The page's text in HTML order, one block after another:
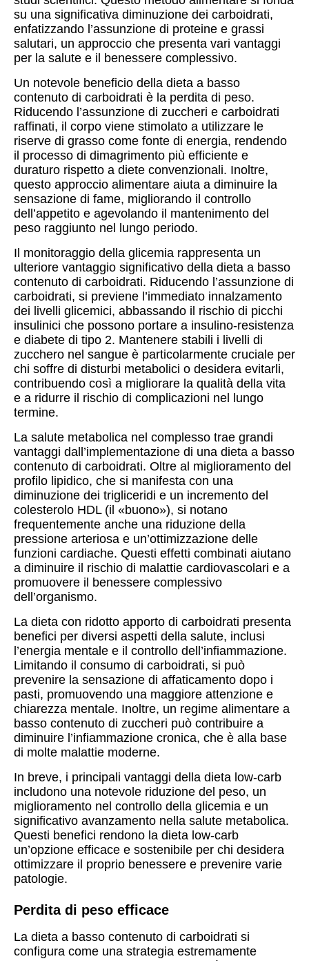
su una significativa diminuzione dei carboidrati,
enfatizzando l’assunzione di proteine e grassi
salutari, un approccio che presenta vari vantaggi
per la salute e il benessere complessivo.
Un notevole beneficio della dieta a basso
contenuto di carboidrati è la perdita di peso.
Riducendo l’assunzione di zuccheri e carboidrati
raffinati, il corpo viene stimolato a utilizzare le
riserve di grasso come fonte di energia, rendendo
il processo di dimagrimento più efficiente e
duraturo rispetto a diete convenzionali. Inoltre,
questo approccio alimentare aiuta a diminuire la
sensazione di fame, migliorando il controllo
dell’appetito e agevolando il mantenimento del
peso raggiunto nel lungo periodo.
Il monitoraggio della glicemia rappresenta un
ulteriore vantaggio significativo della dieta a basso
contenuto di carboidrati. Riducendo l’assunzione di
carboidrati, si previene l’immediato innalzamento
dei livelli glicemici, abbassando il rischio di picchi
insulinici che possono portare a insulino-resistenza
e diabete di tipo 2. Mantenere stabili i livelli di
zucchero nel sangue è particolarmente cruciale per
chi soffre di disturbi metabolici o desidera evitarli,
contribuendo così a migliorare la qualità della vita
e a ridurre il rischio di complicazioni nel lungo
termine.
La salute metabolica nel complesso trae grandi
vantaggi dall’implementazione di una dieta a basso
contenuto di carboidrati. Oltre al miglioramento del
profilo lipidico, che si manifesta con una
diminuzione dei trigliceridi e un incremento del
colesterolo HDL (il «buono»), si notano
frequentemente anche una riduzione della
pressione arteriosa e un’ottimizzazione delle
funzioni cardiache. Questi effetti combinati aiutano
a diminuire il rischio di malattie cardiovascolari e a
promuovere il benessere complessivo
dell’organismo.
La dieta con ridotto apporto di carboidrati presenta
benefici per diversi aspetti della salute, inclusi
l’energia mentale e il controllo dell’infiammazione.
Limitando il consumo di carboidrati, si può
prevenire la sensazione di affaticamento dopo i
pasti, promuovendo una maggiore attenzione e
chiarezza mentale. Inoltre, un regime alimentare a
basso contenuto di zuccheri può contribuire a
diminuire l’infiammazione cronica, che è alla base
di molte malattie moderne.
In breve, i principali vantaggi della dieta low-carb
includono una notevole riduzione del peso, un
miglioramento nel controllo della glicemia e un
significativo avanzamento nella salute metabolica.
Questi benefici rendono la dieta low-carb
un’opzione efficace e sostenibile per chi desidera
ottimizzare il proprio benessere e prevenire varie
patologie.
Perdita di peso efficace
La dieta a basso contenuto di carboidrati si
configura come una strategia estremamente